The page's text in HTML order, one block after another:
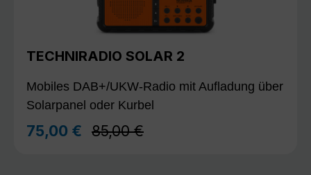
TECHNIRADIO SOLAR 2
Mobiles DAB+/UKW-Radio mit Aufladung über
Solarpanel oder Kurbel
Verkaufspreis:
75,00 € Regulärer Preis:
85,00 €